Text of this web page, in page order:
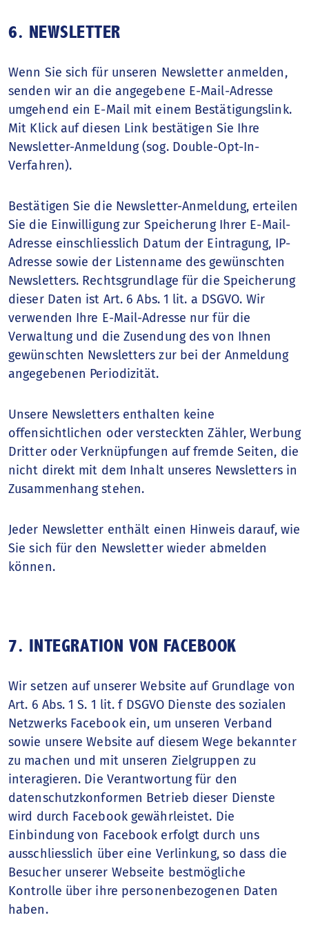
6. NEWSLETTER
Wenn Sie sich für unseren Newsletter anmelden,
senden wir an die angegebene E-Mail-Adresse
umgehend ein E-Mail mit einem Bestätigungslink.
Mit Klick auf diesen Link bestätigen Sie Ihre
Newsletter-Anmeldung (sog. Double-Opt-In-
Verfahren).
Bestätigen Sie die Newsletter-Anmeldung, erteilen
Sie die Einwilligung zur Speicherung Ihrer E-Mail-
Adresse einschliesslich Datum der Eintragung, IP-
Adresse sowie der Listenname des gewünschten
Newsletters. Rechtsgrundlage für die Speicherung
dieser Daten ist Art. 6 Abs. 1 lit. a DSGVO. Wir
verwenden Ihre E-Mail-Adresse nur für die
Verwaltung und die Zusendung des von Ihnen
gewünschten Newsletters zur bei der Anmeldung
angegebenen Periodizität.
Unsere Newsletters enthalten keine
offensichtlichen oder versteckten Zähler, Werbung
Dritter oder Verknüpfungen auf fremde Seiten, die
nicht direkt mit dem Inhalt unseres Newsletters in
Zusammenhang stehen.
Jeder Newsletter enthält einen Hinweis darauf, wie
Sie sich für den Newsletter wieder abmelden
können.
7. INTEGRATION VON FACEBOOK
Wir setzen auf unserer Website auf Grundlage von
Art. 6 Abs. 1 S. 1 lit. f DSGVO Dienste des sozialen
Netzwerks Facebook ein, um unseren Verband
sowie unsere Website auf diesem Wege bekannter
zu machen und mit unseren Zielgruppen zu
interagieren. Die Verantwortung für den
datenschutzkonformen Betrieb dieser Dienste
wird durch Facebook gewährleistet. Die
Einbindung von Facebook erfolgt durch uns
ausschliesslich über eine Verlinkung, so dass die
Besucher unserer Webseite bestmögliche
Kontrolle über ihre personenbezogenen Daten
haben.